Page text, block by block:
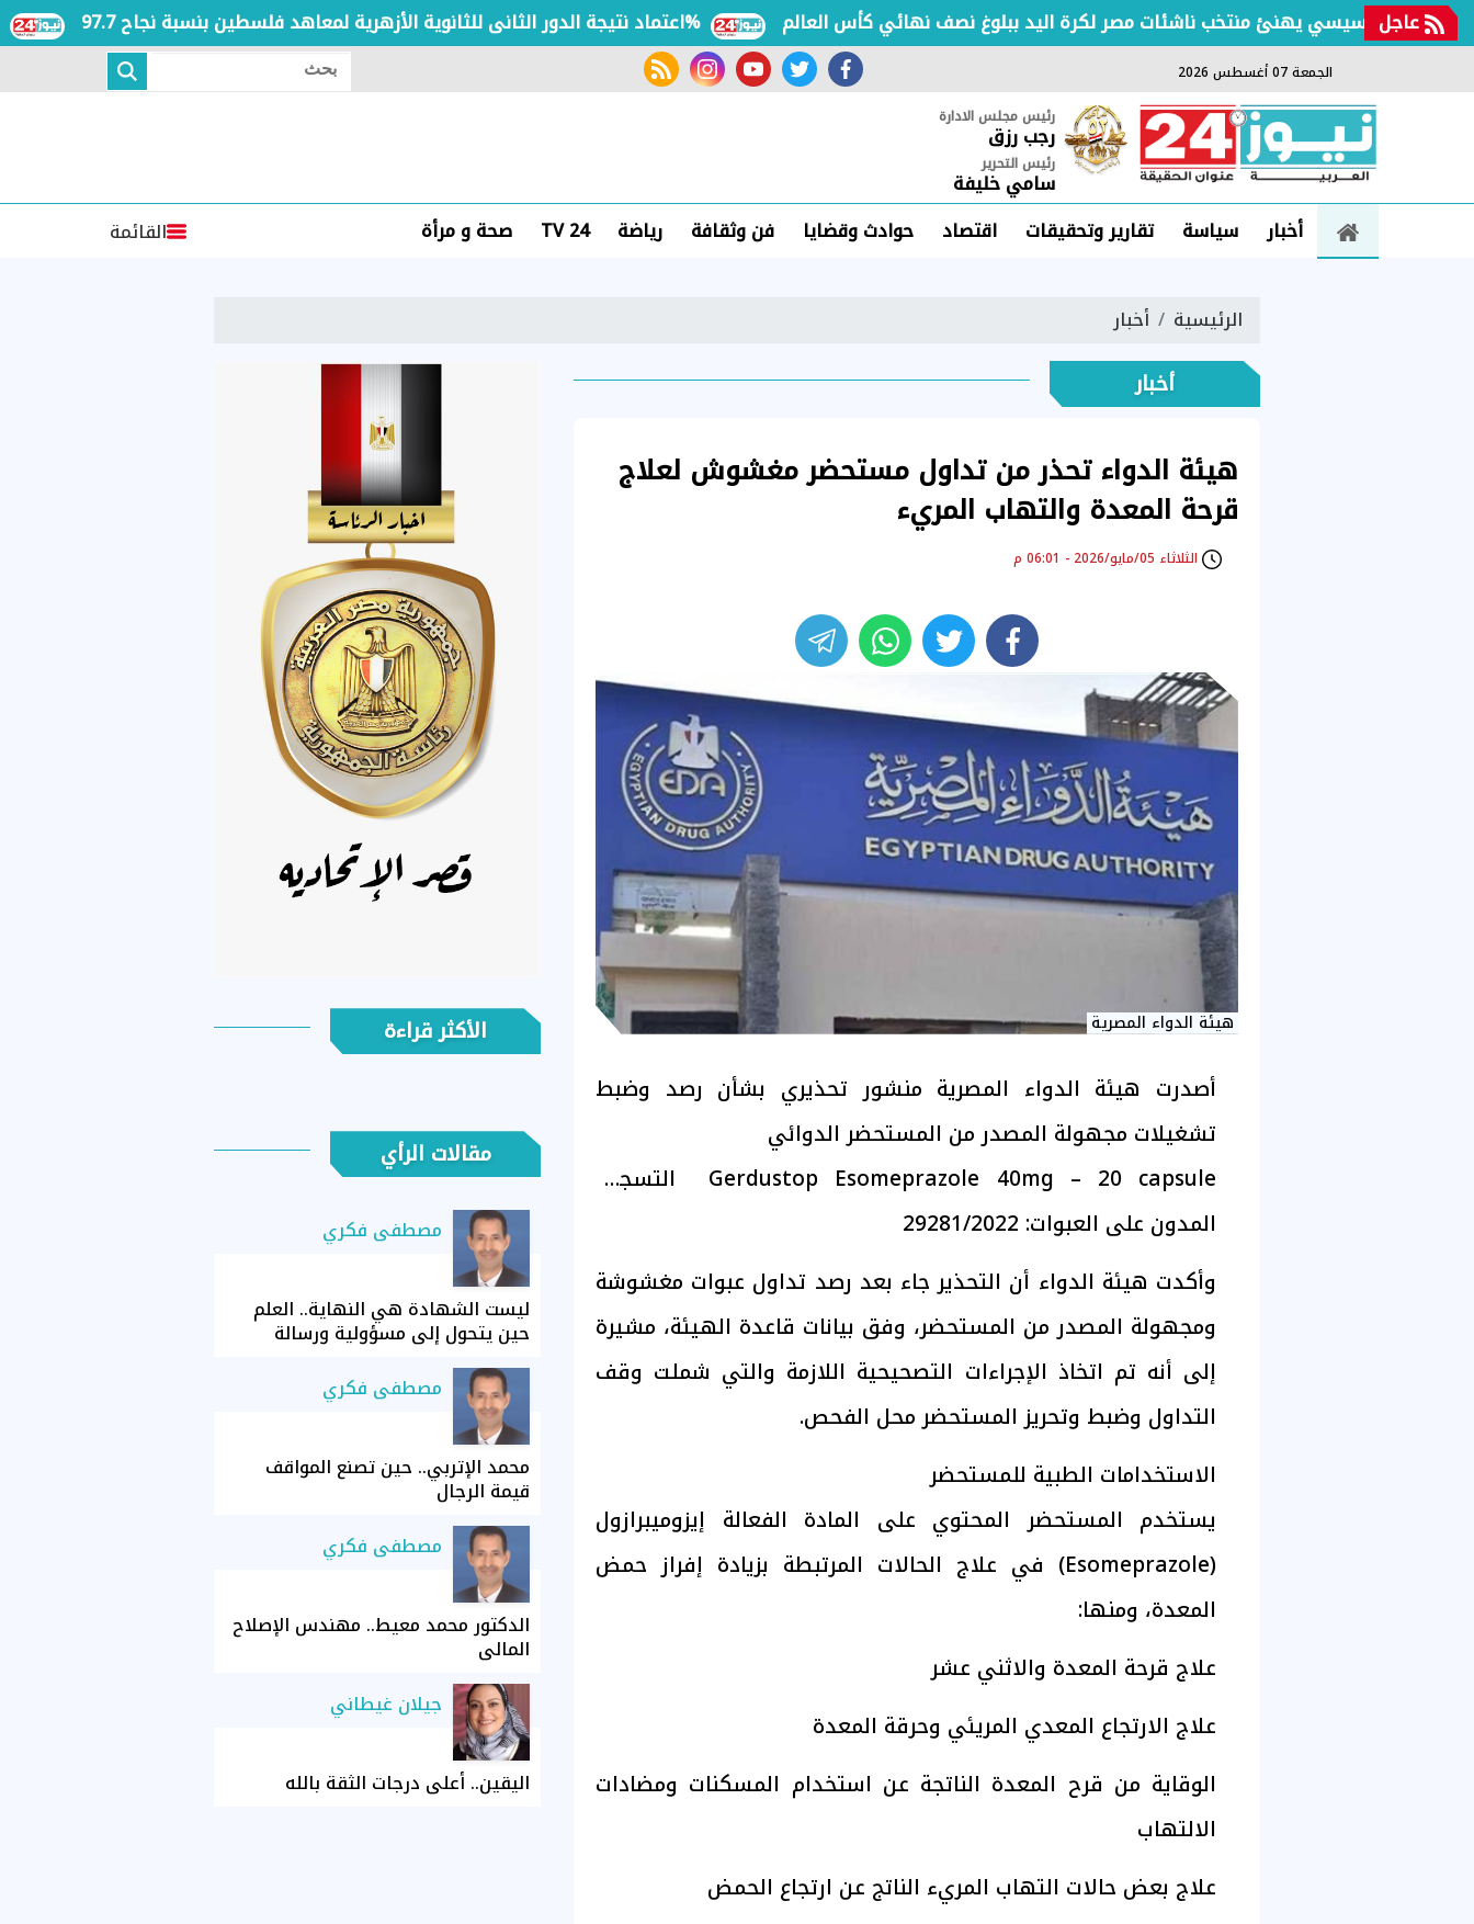
عاجل اعتماد نتيجة الدور الثانى للثانوية الأزهرية لمعاهد فلسطين بنسبة نجاح 97.7% السيسي يهنئ منتخب ناشئات مصر لكرة اليد ببلوغ نصف نهائي كأس العالم
الجمعة 07 أغسطس 2026 facebook
twitter
youtube
instagram
rss feed
بحث
رئيس مجلس الادارة
رجب رزق
رئيس التحرير
سامي خليفة
أخبار
سياسة تقارير وتحقيقات اقتصاد حوادث وقضايا فن وثقافة رياضة TV 24 صحة و مرأة القائمة
الرئيسية أخبار
أخبار
هيئة الدواء تحذر من تداول مستحضر مغشوش لعلاج
قرحة المعدة والتهاب المريء
الثلاثاء 05/مايو/2026 - 06:01 م
هيئة الدواء المصرية
أصدرت هيئة الدواء المصرية منشور تحذيري بشأن رصد وضبط
تشغيلات مجهولة المصدر من المستحضر الدوائي
Gerdustop Esomeprazole 40mg – 20 capsule التسجيل
المدون على العبوات: 29281/ 2022
وأكدت هيئة الدواء أن التحذير جاء بعد رصد تداول عبوات مغشوشة
ومجهولة المصدر من المستحضر، وفق بيانات قاعدة الهيئة، مشيرة
إلى أنه تم اتخاذ الإجراءات التصحيحية اللازمة والتي شملت وقف
التداول وضبط وتحريز المستحضر محل الفحص.
الاستخدامات الطبية للمستحضر
يستخدم المستحضر المحتوي على المادة الفعالة إيزوميبرازول
(Esomeprazole) في علاج الحالات المرتبطة بزيادة إفراز حمض
المعدة، ومنها:
علاج قرحة المعدة والاثني عشر
علاج الارتجاع المعدي المريئي وحرقة المعدة
الوقاية من قرح المعدة الناتجة عن استخدام المسكنات ومضادات
الالتهاب
علاج بعض حالات التهاب المريء الناتج عن ارتجاع الحمض
الأكثر قراءة
مقالات الرأي
مصطفى فكري
ليست الشهادة هي النهاية.. العلم
حين يتحول إلى مسؤولية ورسالة
مصطفى فكري
محمد الإتربي.. حين تصنع المواقف
قيمة الرجال
مصطفى فكري
الدكتور محمد معيط.. مهندس الإصلاح
المالي
جيلان غيطاني
اليقين.. أعلى درجات الثقة بالله